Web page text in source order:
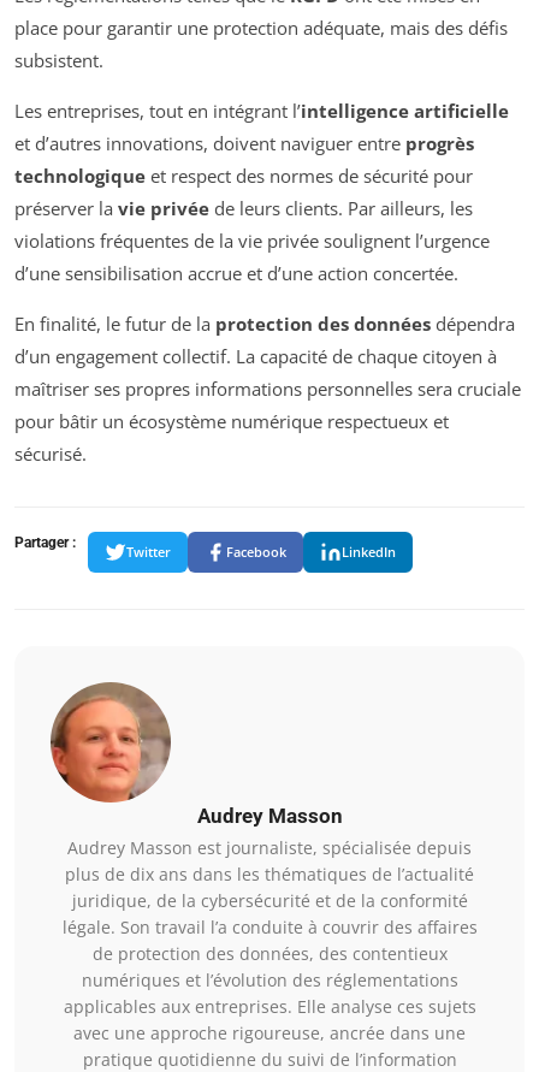
place pour garantir une protection adéquate, mais des défis
subsistent.
Les entreprises, tout en intégrant l’intelligence artificielle
et d’autres innovations, doivent naviguer entre progrès
technologique et respect des normes de sécurité pour
préserver la vie privée de leurs clients. Par ailleurs, les
violations fréquentes de la vie privée soulignent l’urgence
d’une sensibilisation accrue et d’une action concertée.
En finalité, le futur de la protection des données dépendra
d’un engagement collectif. La capacité de chaque citoyen à
maîtriser ses propres informations personnelles sera cruciale
pour bâtir un écosystème numérique respectueux et
sécurisé.
Partager :
Twitter Facebook LinkedIn
Audrey Masson
Audrey Masson est journaliste, spécialisée depuis
plus de dix ans dans les thématiques de l’actualité
juridique, de la cybersécurité et de la conformité
légale. Son travail l’a conduite à couvrir des affaires
de protection des données, des contentieux
numériques et l’évolution des réglementations
applicables aux entreprises. Elle analyse ces sujets
avec une approche rigoureuse, ancrée dans une
pratique quotidienne du suivi de l’information